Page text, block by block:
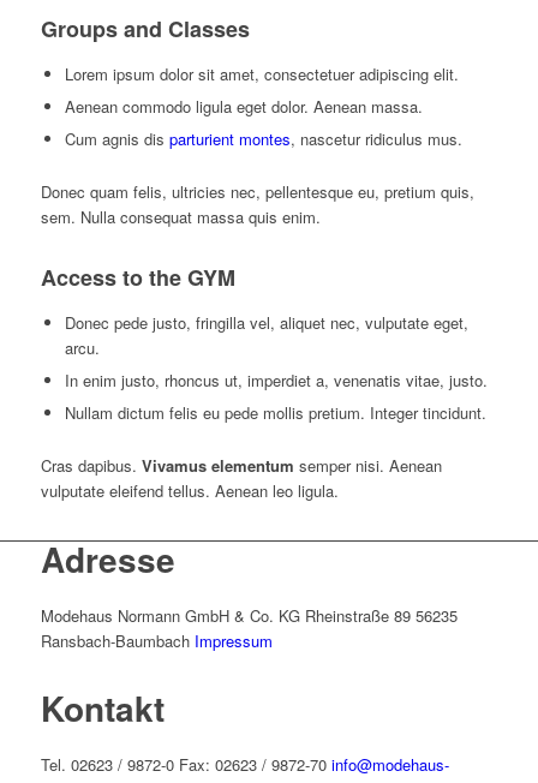
Groups and Classes
Lorem ipsum dolor sit amet, consectetuer adipiscing elit.
Aenean commodo ligula eget dolor. Aenean massa.
Cum agnis dis parturient montes, nascetur ridiculus mus.
Donec quam felis, ultricies nec, pellentesque eu, pretium quis,
sem. Nulla consequat massa quis enim.
Access to the GYM
Donec pede justo, fringilla vel, aliquet nec, vulputate eget,
arcu.
In enim justo, rhoncus ut, imperdiet a, venenatis vitae, justo.
Nullam dictum felis eu pede mollis pretium. Integer tincidunt.
Cras dapibus. Vivamus elementum semper nisi. Aenean
vulputate eleifend tellus. Aenean leo ligula.
Adresse
Modehaus Normann GmbH & Co. KG Rheinstraße 89 56235
Ransbach-Baumbach Impressum
Kontakt
Tel. 02623 / 9872-0 Fax: 02623 / 9872-70 info@modehaus-